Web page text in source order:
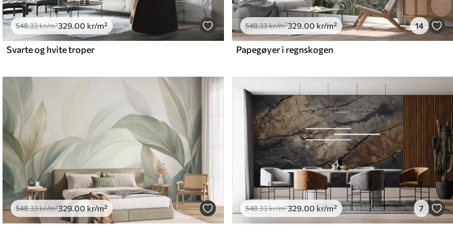
and Stick
.00555.00kr/m²
548.33kr/m²329.00 kr/m²
Svarte og hvite troper
548.33kr/m²329 .00 kr/m² 14
Papegøyer i regnskogen
548.33kr/m²329.00 kr/m² 548.33kr/m²329.00 kr/m² 7